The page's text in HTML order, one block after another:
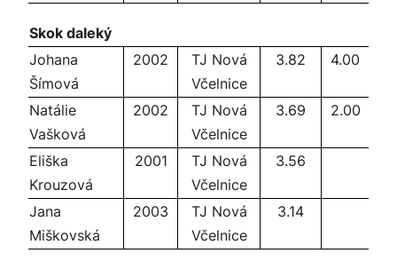
Skok daleký
Johana
Šímová
2002
TJ Nová
Včelnice
3.82 4.00
Natálie
Vašková
2002
TJ Nová
Včelnice
3.69 2.00
Eliška
Krouzová
2001
TJ Nová
Včelnice
3.56
Jana
Miškovská
2003
TJ Nová
Včelnice
3.14